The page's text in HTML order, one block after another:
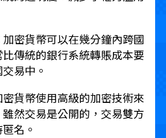
加密貨幣可以在幾分鐘內跨國
傳統的銀行系統轉賬成本要
易中。
貨幣使用高級的加密技術來
然交易是公開的，交易雙方
名。